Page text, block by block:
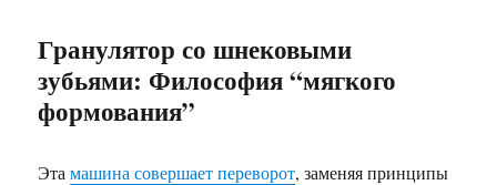
Гранулятор со шнековыми
зубьями: Философия “мягкого
формования”
Этамашина совершает переворот, заменяя принципы